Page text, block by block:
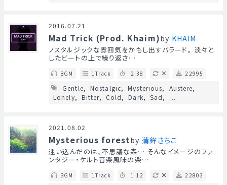
2016.07.21
Mad Trick (Prod. Khaim)by KHAIM
ノスタルジックな雰囲気をかもし出すバラード。 淡々と
したビートの上で繰り返さ…
BGM 1Track 2:38 22995
Gentle Nostalgic Mysterious
Austere
Lonely
Bitter Cold Dark Sad ...
2021.08.02
Mysterious forestby 蒲鉾さちこ
迷い込んだのは、不思議な森… そんなイメージのファ
ンタジー・ケルト音楽風味の楽…
BGM 1Track 1:12 22803